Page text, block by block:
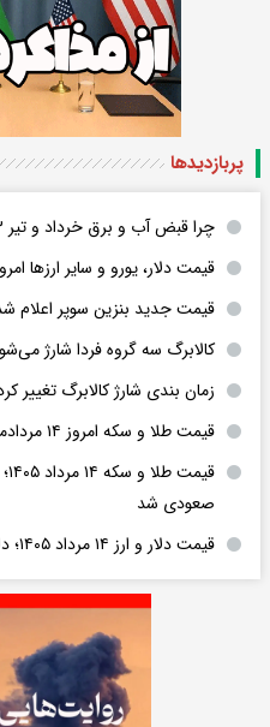
پربازدید‌ها
چرا قبض آب و برق خرداد و تیر ۳ تا ۴ برابر شده؟
قیمت دلار، یورو و سایر ارزها امروز ۱۴ مردادماه
قیمت جدید بنزین سوپر اعلام
کالابرگ سه گروه فردا شارژ
زمان بندی شارژ کالابرگ تغییر
قیمت طلا و سکه امروز ۱۴ مردادماه ۱۴۰۵
صعودی شد
قیمت دلار و ارز ۱۴ مرداد ۱۴۰۵؛ دلار ارزان شد